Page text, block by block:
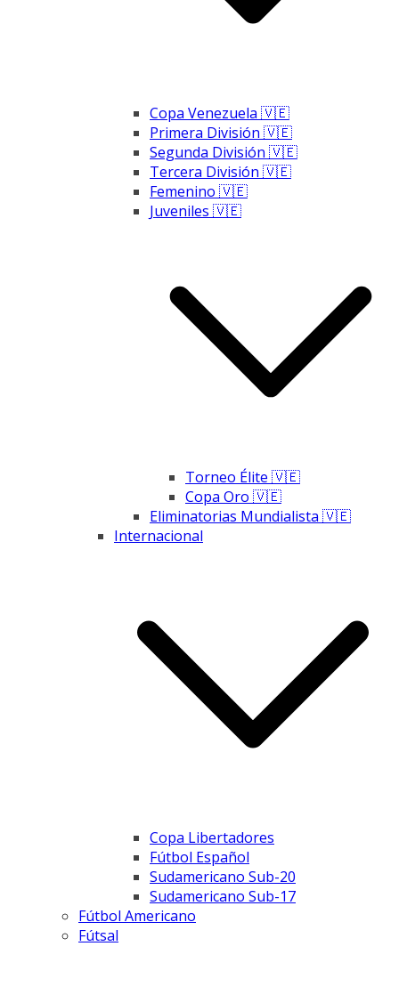
Copa Venezuela 🇻🇪
Primera División 🇻🇪
Segunda División 🇻🇪
Tercera División 🇻🇪
Femenino 🇻🇪
Juveniles 🇻🇪
Torneo Élite 🇻🇪
Copa Oro 🇻🇪
Eliminatorias Mundialista 🇻🇪
Internacional
Copa Libertadores
Fútbol Español
Sudamericano Sub-20
Sudamericano Sub-17
Fútbol Americano
Fútsal